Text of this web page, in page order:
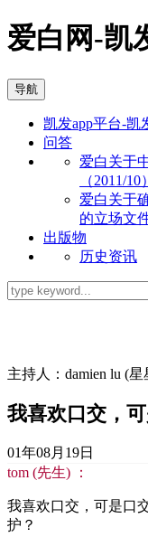
爱白网-凯
导航
凯发app平台-凯
问答
爱白关于
（2011/10）
爱白关于
的立场文
出版物
历史资讯
主持人：damien lu (
我喜欢口交，
01年08月19日
tom (先生) ：
我喜欢口交，可是口
护？